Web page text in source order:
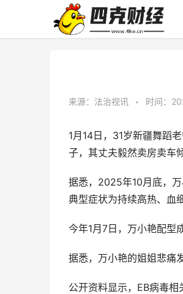
来源：法治视讯 • 时间：
1月14日，31岁新疆舞蹈
子，其丈夫毅然卖房卖车
据悉，2025年10月底，
典型症状为持续高热、血
今年1月7日，万小艳配型
据悉，万小艳的姐姐悲痛
公开资料显示，EB病毒